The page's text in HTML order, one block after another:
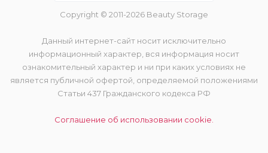
Copyright © 2011-2026 Beauty Storage
Данный интернет-сайт носит исключительно
информационный характер, вся информация носит
ознакомительный характер и ни при каких условиях не
является публичной офертой, определяемой положениями
Статьи 437 Гражданского кодекса РФ
Соглашение об использовании cookie.